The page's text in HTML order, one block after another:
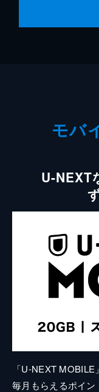
モバ
U-NEXT
「U-NEXT
毎月もらえるポイ